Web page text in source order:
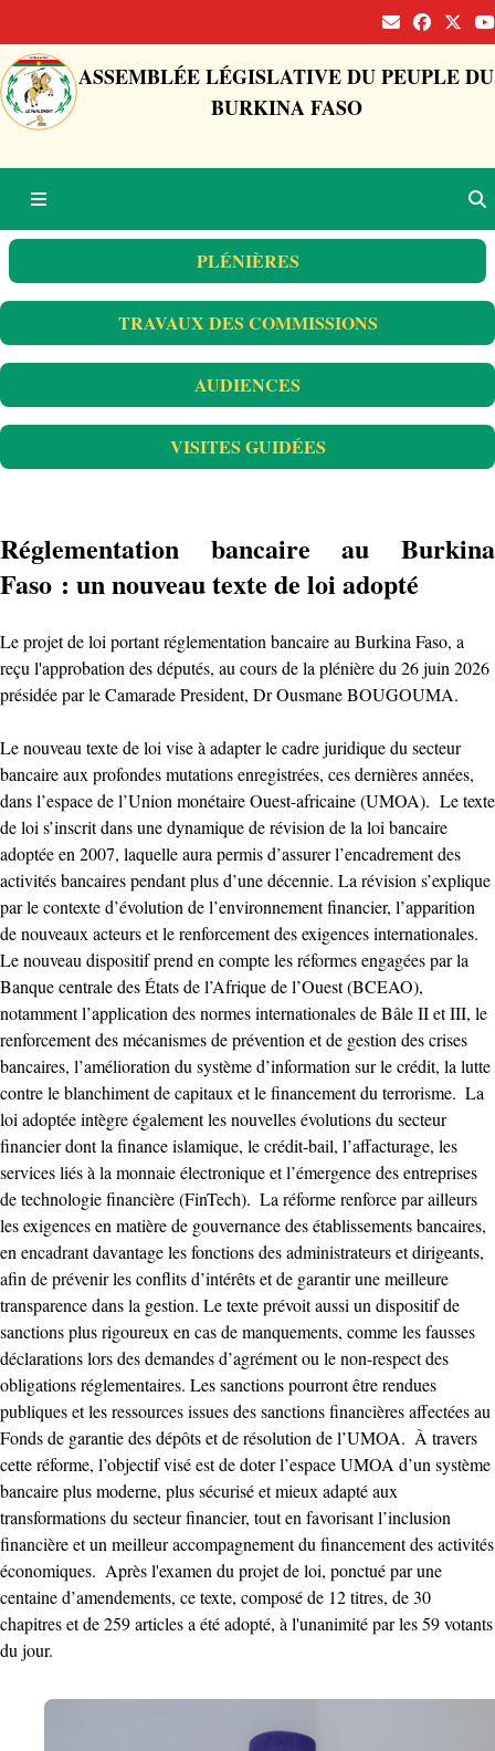
ASSEMBLÉE LÉGISLATIVE DU PEUPLE DU
BURKINA FASO
PLÉNIÈRES
TRAVAUX DES COMMISSIONS
AUDIENCES
VISITES GUIDÉES
Réglementation bancaire au Burkina
Faso : un nouveau texte de loi adopté ‎
‎Le projet de loi portant réglementation bancaire au Burkina Faso, a
reçu l'approbation des députés, au cours de la plénière du 26 juin 2026
présidée par le Camarade President, Dr Ousmane BOUGOUMA. ‎
‎Le nouveau texte de loi vise à adapter le cadre juridique du secteur
bancaire aux profondes mutations enregistrées, ces dernières années,
dans l’espace de l’Union monétaire Ouest-africaine (UMOA). Le texte
de loi s’inscrit dans une dynamique de révision de la loi bancaire
adoptée en 2007, laquelle aura permis d’assurer l’encadrement des
activités bancaires pendant plus d’une décennie. La révision s’explique
par le contexte d’évolution de l’environnement financier, l’apparition
de nouveaux acteurs et le renforcement des exigences internationales.
‎Le nouveau dispositif prend en compte les réformes engagées par la
Banque centrale des États de l’Afrique de l’Ouest (BCEAO),
notamment l’application des normes internationales de Bâle II et III, le
renforcement des mécanismes de prévention et de gestion des crises
bancaires, l’amélioration du système d’information sur le crédit, la lutte
contre le blanchiment de capitaux et le financement du terrorisme. ‎ ‎La
loi adoptée intègre également les nouvelles évolutions du secteur
financier dont la finance islamique, le crédit-bail, l’affacturage, les
services liés à la monnaie électronique et l’émergence des entreprises
de technologie financière (FinTech). ‎ ‎La réforme renforce par ailleurs
les exigences en matière de gouvernance des établissements bancaires,
en encadrant davantage les fonctions des administrateurs et dirigeants,
afin de prévenir les conflits d’intérêts et de garantir une meilleure
transparence dans la gestion. ‎Le texte prévoit aussi un dispositif de
sanctions plus rigoureux en cas de manquements, comme les fausses
déclarations lors des demandes d’agrément ou le non-respect des
obligations réglementaires. Les sanctions pourront être rendues
publiques et les ressources issues des sanctions financières affectées au
Fonds de garantie des dépôts et de résolution de l’UMOA. ‎ ‎À travers
cette réforme, l’objectif visé est de doter l’espace UMOA d’un système
bancaire plus moderne, plus sécurisé et mieux adapté aux
transformations du secteur financier, tout en favorisant l’inclusion
financière et un meilleur accompagnement du financement des activités
économiques. ‎ ‎Après l'examen du projet de loi, ponctué par une
centaine d’amendements, ce texte, composé de 12 titres, de 30
chapitres et de 259 articles a été adopté, à l'unanimité par les 59 votants
du jour. ‎